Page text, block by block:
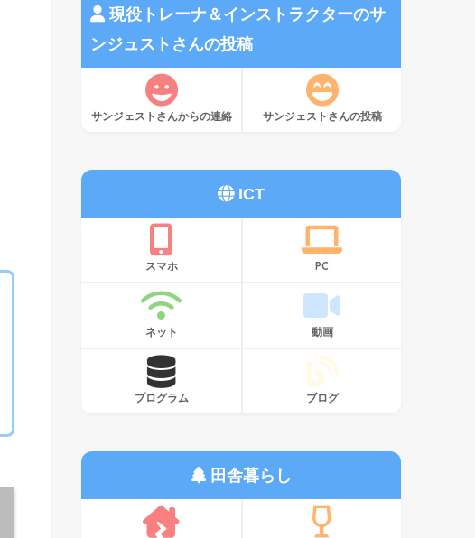
現役トレーナ＆インストラクターのサ
ンジュストさんの投稿
サンジェストさんからの連絡 サンジェストさんの投稿
ICT
スマホ PC
ネット 動画
プログラム ブログ
田舎暮らし